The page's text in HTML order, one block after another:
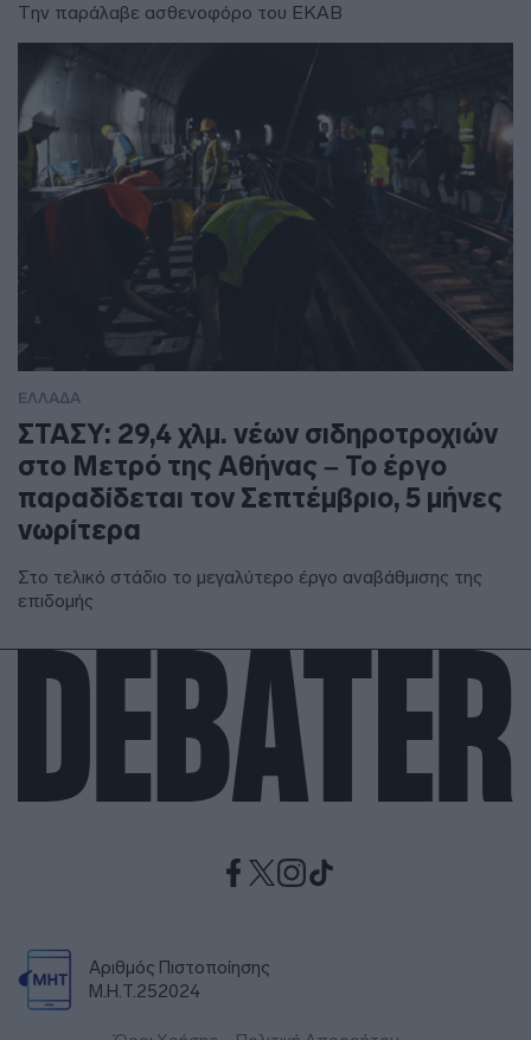
Την παράλαβε ασθενοφόρο του ΕΚΑΒ
ΕΛΛΑΔΑ
ΣΤΑΣΥ: 29,4 χλμ. νέων σιδηροτροχιών
στο Μετρό της Αθήνας – Το έργο
παραδίδεται τον Σεπτέμβριο, 5 μήνες
νωρίτερα
Στο τελικό στάδιο το μεγαλύτερο έργο αναβάθμισης της
επιδομής
Αριθμός Πιστοποίησης
Μ.Η.Τ.252024